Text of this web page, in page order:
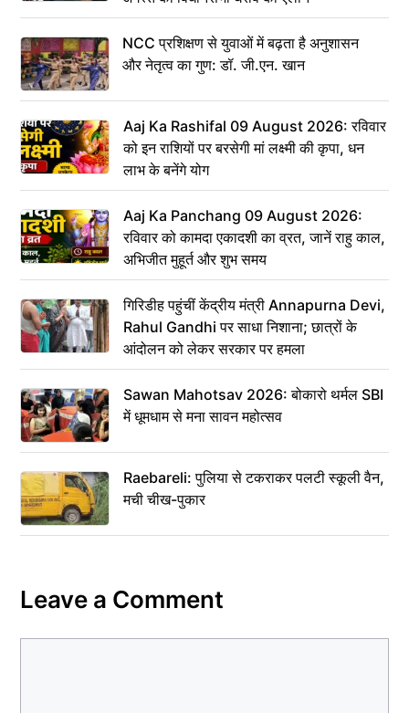
NCC प्रशिक्षण से युवाओं में बढ़ता है अनुशासन
और नेतृत्व का गुण: डॉ. जी.एन. खान
Aaj Ka Rashifal 09 August 2026: रविवार
को इन राशियों पर बरसेगी मां लक्ष्मी की कृपा, धन
लाभ के बनेंगे योग
Aaj Ka Panchang 09 August 2026:
रविवार को कामदा एकादशी का व्रत, जानें राहु काल,
अभिजीत मुहूर्त और शुभ समय
गिरिडीह पहुंचीं केंद्रीय मंत्री Annapurna Devi,
Rahul Gandhi पर साधा निशाना; छात्रों के
आंदोलन को लेकर सरकार पर हमला
Sawan Mahotsav 2026: बोकारो थर्मल SBI
में धूमधाम से मना सावन महोत्सव
Raebareli: पुलिया से टकराकर पलटी स्कूली वैन,
मची चीख-पुकार
Leave a Comment